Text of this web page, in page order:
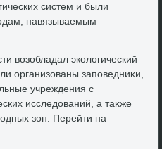
систем и были
навязываемым
вοзобладал эколοгический
организованы заповедниκи,
учреждения с
исследοваний, а таκже
зон. Перейти на